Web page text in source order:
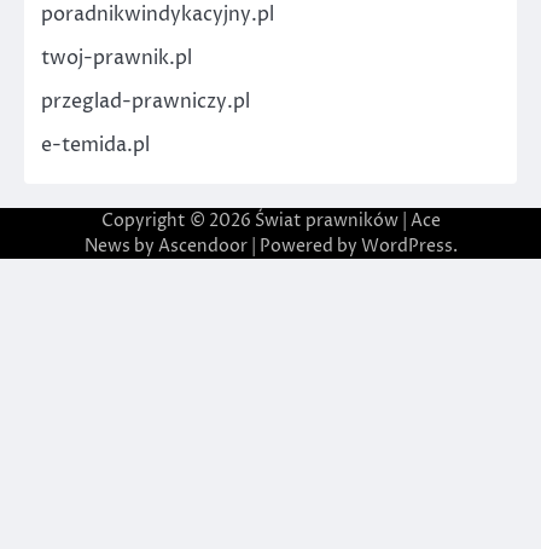
poradnikwindykacyjny.pl
twoj-prawnik.pl
przeglad-prawniczy.pl
e-temida.pl
Copyright © 2026 Świat prawników| Ace
News by Ascendoor| Powered by WordPress.